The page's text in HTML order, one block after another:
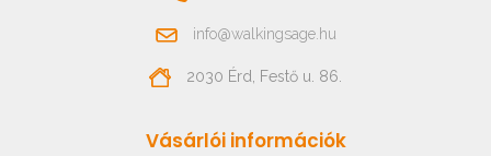
info@walkingsage.hu
2030 Érd, Festő u. 86.
Vásárlói információk